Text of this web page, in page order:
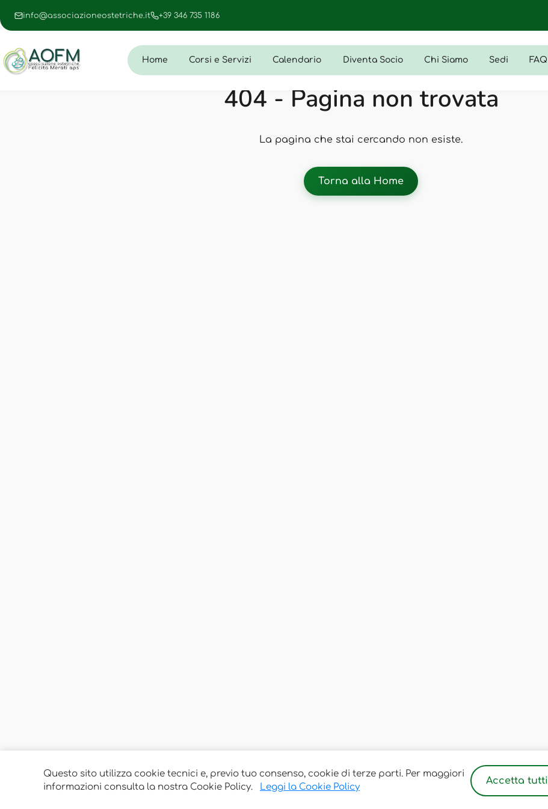
info@associazioneostetriche.it +39 346 735 1186
Home Corsi e Servizi Calendario Diventa Socio Chi Siamo Sedi FAQ
404 - Pagina non trovata
La pagina che stai cercando non esiste.
Torna alla Home
Questo sito utilizza cookie tecnici e, previo tuo consenso, cookie di terze parti. Per maggiori
informazioni consulta la nostra Cookie Policy.
Leggi la Cookie Policy
Accetta tutti